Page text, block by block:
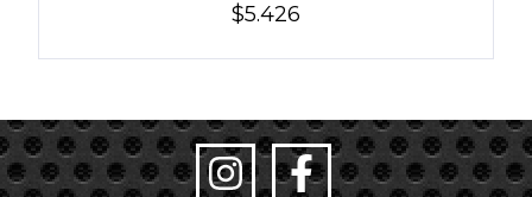
$5.426